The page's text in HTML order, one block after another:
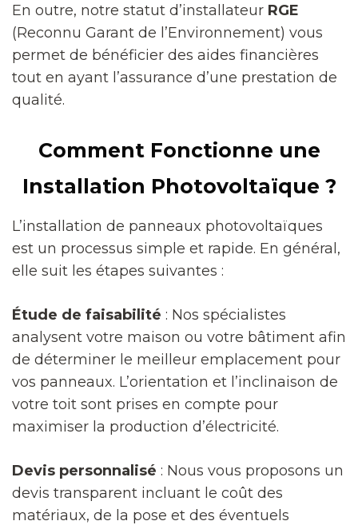
En outre, notre statut d’installateur RGE
(Reconnu Garant de l’Environnement) vous
permet de bénéficier des aides financières
tout en ayant l’assurance d’une prestation de
qualité.
Comment Fonctionne une
Installation Photovoltaïque ?
L’installation de panneaux photovoltaïques
est un processus simple et rapide. En général,
elle suit les étapes suivantes :
Étude de faisabilité : Nos spécialistes
analysent votre maison ou votre bâtiment afin
de déterminer le meilleur emplacement pour
vos panneaux. L’orientation et l’inclinaison de
votre toit sont prises en compte pour
maximiser la production d’électricité.
Devis personnalisé : Nous vous proposons un
devis transparent incluant le coût des
matériaux, de la pose et des éventuels